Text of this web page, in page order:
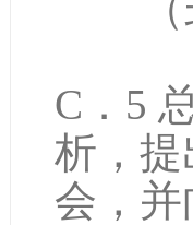
某
C．5
析，
会，